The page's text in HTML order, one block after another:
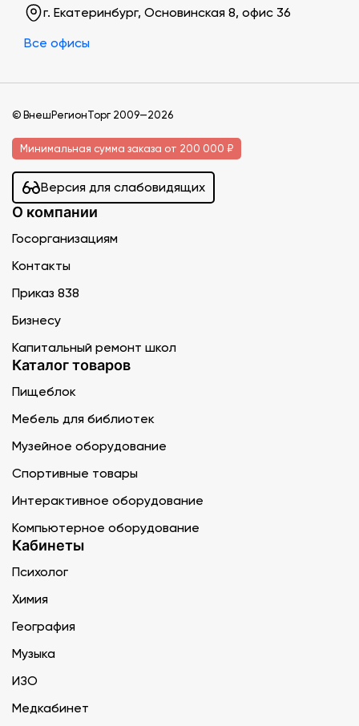
г. Екатеринбург, Основинская 8, офис 36
Все офисы
© ВнешРегионТорг 2009—2026
Минимальная сумма заказа от 200 000 ₽
Версия для слабовидящих
О компании
Госорганизациям
Контакты
Приказ 838
Бизнесу
Капитальный ремонт школ
Каталог товаров
Пищеблок
Мебель для библиотек
Музейное оборудование
Спортивные товары
Интерактивное оборудование
Компьютерное оборудование
Кабинеты
Психолог
Химия
География
Музыка
ИЗО
Медкабинет